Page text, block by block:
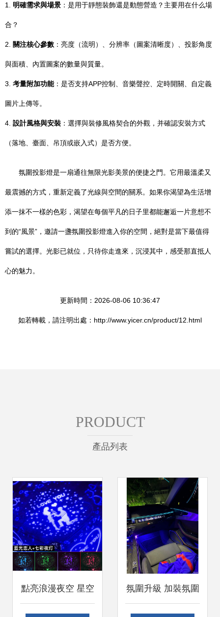
1. 明確需求與場景 ：是用于靜態裝飾還是動態營造？主要用在什么場
合？
2. 關注核心參數 ：亮度（流明）、分辨率（圖案清晰度）、投影角度
與面積、內置圖案的數量與質量。
3. 考量附加功能：是否支持APP控制、音樂聲控、定時開關、自定義
圖片上傳等。
4. 設計風格與安裝 ：選擇與裝修風格契合的外觀，并確認安裝方式
（落地、臺面、吊頂或嵌入式）是否方便。
氛圍投影燈是一扇通往無限光影美景的便捷之門。它用最溫柔又
最震撼的方式，重新定義了光線與空間的關系。如果你渴望為生活增
添一抹不一樣的色彩，渴望在每個平凡的日子里都能邂逅一片意想不
到的“風景”，邀請一盞氛圍投影燈進入你的空間，絕對是當下最值得
嘗試的選擇。光影已就位，只待你走進來，沉浸其中，感受那直抵人
心的魅力。
更新時間：2026-08-06 10:36:47
如若轉載，請注明出處：http://www.yicer.cn/product/12.html
PRODUCT
產品列表
點亮浪漫夜空 星空 氛圍升級 加裝氛圍